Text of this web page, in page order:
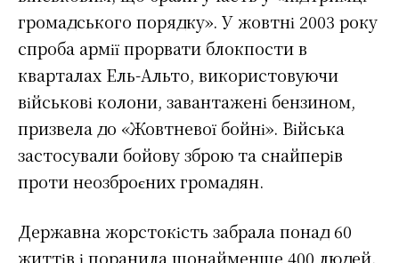
громадського порядку». У жовтні 2003 року
спроба армії прорвати блокпости в
кварталах Ель-Альто, використовуючи
військові колони, завантажені бензином,
призвела до «Жовтневої бойні». Війська
застосували бойову зброю та снайперів
проти неозброєних громадян.
Державна жорстокість забрала понад 60
життів і поранила щонайменше 400 людей.